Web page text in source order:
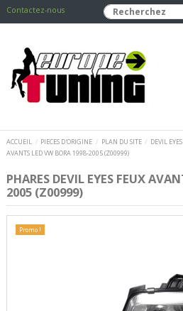
Contactez-nous
ACCUEIL PIECES D'ORIGINE PLAN DU SITE DEVIL EYES
AVANTS LED VW BORA 1998-2005 (Z00999)
PHARES DEVIL EYES FEUX
2005 (Z00999)
Promo !